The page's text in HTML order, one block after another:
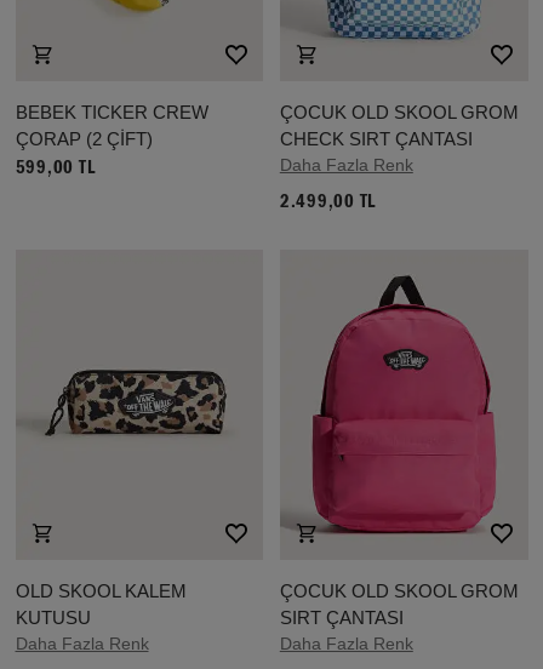
BEBEK TICKER CREW
ÇORAP (2 ÇİFT)
599,00 TL
ÇOCUK OLD SKOOL GROM
CHECK SIRT ÇANTASI
Daha Fazla Renk
2.499,00 TL
OLD SKOOL KALEM
KUTUSU
Daha Fazla Renk
ÇOCUK OLD SKOOL GROM
SIRT ÇANTASI
Daha Fazla Renk